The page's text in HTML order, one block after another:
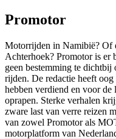
Promotor
Motorrijden in Namibië? Of
Achterhoek? Promotor is er
geen bestemming te dichtbij
rijden. De redactie heeft
hebben verdiend en voor de
oprapen. Sterke verhalen
zware last van verre reizen
van zowel Promotor als
motorplatform van